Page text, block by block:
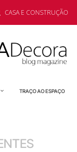
CASA E CONSTRUÇÃO
TRAÇO AO ESPAÇO